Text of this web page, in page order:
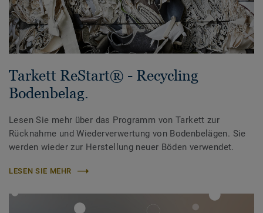
Tarkett ReStart® - Recycling
Bodenbelag.
Lesen Sie mehr über das Programm von Tarkett zur
Rücknahme und Wiederverwertung von Bodenbelägen. Sie
werden wieder zur Herstellung neuer Böden verwendet.
LESEN SIE MEHR